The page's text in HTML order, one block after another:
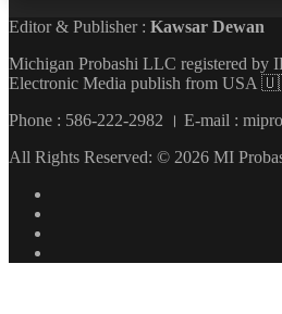
Editor & Publisher : Kawsar Dewan
Michigan Probashi LLC registered by
Electronic Media publish from USA
Phone : 586-222-2982 । E-mail :
All Rights Reserved: © 2026 MI